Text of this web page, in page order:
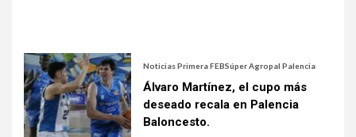
Noticias Primera FEBSúper Agropal Palencia
Álvaro Martínez, el cupo más
deseado recala en Palencia
Baloncesto.